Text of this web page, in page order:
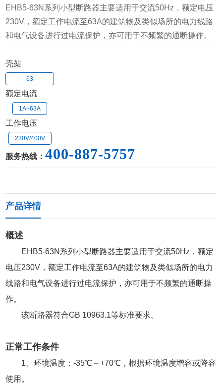
EHB5-63N系列小型断路器主要适用于交流50Hz，额定电压
230V，额定工作电流至63A的建筑物及类似场所的电力线路
和电气设备进行过电流保护，亦可用于不频繁的通断操作。
壳架
63
额定电流
1A~63A
工作电压
230V/400V
服务热线：400-887-5757
产品详情
概述
EHB5-63N系列小型断路器主要适用于交流50Hz，额定
电压230V，额定工作电流至63A的建筑物及类似场所的电力
线路和电气设备进行过电流保护，亦可用于不频繁的通断操
作。
该断路器符合GB 10963.1等标准要求。
正常工作条件
1、环境温度：-35℃～+70℃，根据环境温度增容或降容
使用。